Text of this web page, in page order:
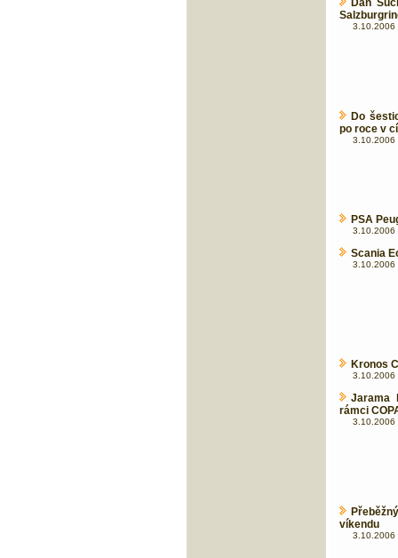
Dan
3.10.2006
Do
po roce v
3.10.2006
PSA
3.10.2006
Scania
3.10.2006
Kronos
3.10.2006
Jarama
rámci
3.10.2006
víkendu
3.10.2006